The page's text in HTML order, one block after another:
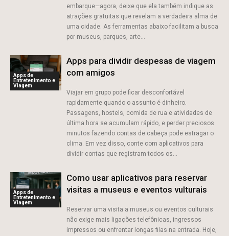
embarque—agora, deixe que ela também indique as
atrações gratuitas que revelam a verdadeira alma de
uma cidade. As ferramentas abaixo facilitam a busca
por museus, parques, arte...
Apps de
Entretenimento e
Viagem
Apps para dividir despesas de viagem
com amigos
Viajar em grupo pode ficar desconfortável
rapidamente quando o assunto é dinheiro.
Passagens, hostels, comida de rua e atividades de
última hora se acumulam rápido, e perder preciosos
minutos fazendo contas de cabeça pode estragar o
clima. Em vez disso, conte com aplicativos para
dividir contas que registram todos os...
Apps de
Entretenimento e
Viagem
Como usar aplicativos para reservar
visitas a museus e eventos vulturais
Reservar uma visita a museus ou eventos culturais
não exige mais ligações telefônicas, ingressos
impressos ou enfrentar longas filas na entrada. Hoje,